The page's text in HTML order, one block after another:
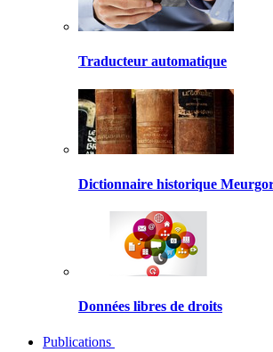
Traducteur automatique
Dictionnaire historique
Données libres de droits
Publications